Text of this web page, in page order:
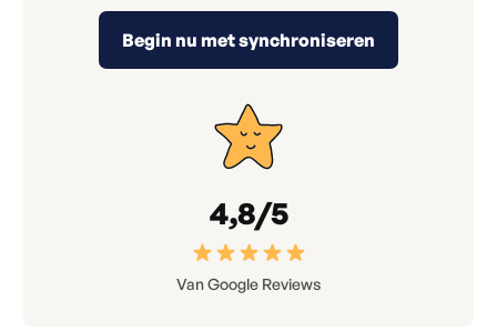
Begin nu met synchroniseren
4,8/5
Van Google Reviews